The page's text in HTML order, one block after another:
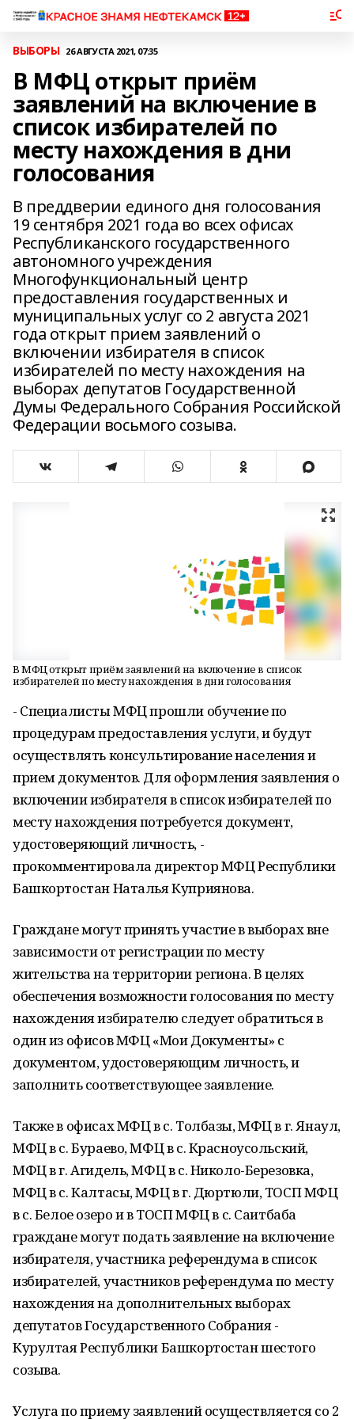
ВЫБОРЫ 26 АВГУСТА 2021, 07:35
В МФЦ открыт приём
заявлений на включение в
список избирателей по
месту нахождения в дни
голосования
В преддверии единого дня голосования
19 сентября 2021 года во всех офисах
Республиканского государственного
автономного учреждения
Многофункциональный центр
предоставления государственных и
муниципальных услуг со 2 августа 2021
года открыт прием заявлений о
включении избирателя в список
избирателей по месту нахождения на
выборах депутатов Государственной
Думы Федерального Собрания Российской
Федерации восьмого созыва.
В МФЦ открыт приём заявлений на включение в список
избирателей по месту нахождения в дни голосования
- Специалисты МФЦ прошли обучение по
процедурам предоставления услуги, и будут
осуществлять консультирование населения и
прием документов. Для оформления заявления о
включении избирателя в список избирателей по
месту нахождения потребуется документ,
удостоверяющий личность, -
прокомментировала директор МФЦ Республики
Башкортостан Наталья Куприянова.
Граждане могут принять участие в выборах вне
зависимости от регистрации по месту
жительства на территории региона. В целях
обеспечения возможности голосования по месту
нахождения избирателю следует обратиться в
один из офисов МФЦ «Мои Документы» с
документом, удостоверяющим личность, и
заполнить соответствующее заявление.
Также в офисах МФЦ в с. Толбазы, МФЦ в г. Янаул,
МФЦ в с. Бураево, МФЦ в с. Красноусольский,
МФЦ в г. Агидель, МФЦ в с. Николо-Березовка,
МФЦ в с. Калтасы, МФЦ в г. Дюртюли, ТОСП МФЦ
в с. Белое озеро и в ТОСП МФЦ в с. Саитбаба
граждане могут подать заявление на включение
избирателя, участника референдума в список
избирателей, участников референдума по месту
нахождения на дополнительных выборах
депутатов Государственного Собрания -
Курултая Республики Башкортостан шестого
созыва.
Услуга по приему заявлений осуществляется со 2